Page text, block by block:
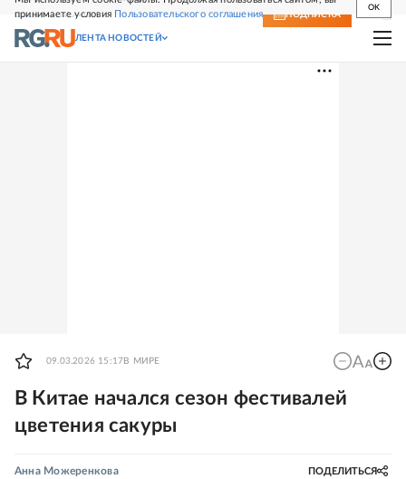
принимаете условия Пользовательского соглашения
OK
СВЕЖИЙ НОМЕР ПОДПИСКА
ЛЕНТА НОВОСТЕЙ
09.03.2026 15:17 В МИРЕ
В Китае начался сезон фестивалей
цветения сакуры
Анна Можеренкова ПОДЕЛИТЬСЯ